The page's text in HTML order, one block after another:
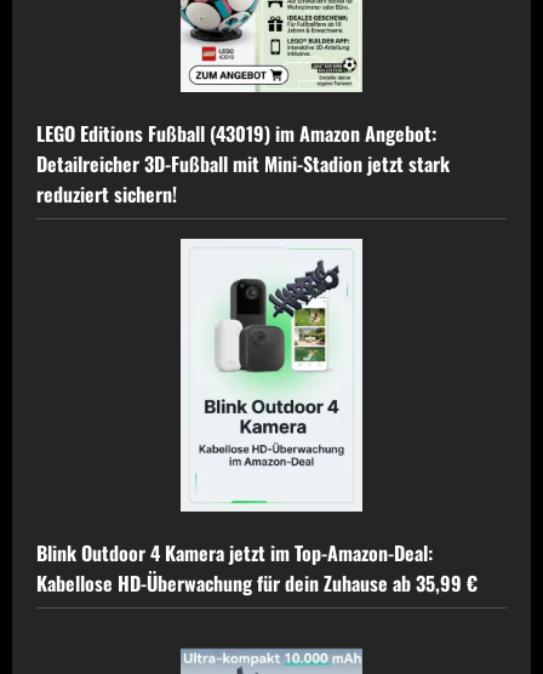
LEGO Editions Fußball (43019) im Amazon Angebot:
Detailreicher 3D-Fußball mit Mini-Stadion jetzt stark
reduziert sichern!
Blink Outdoor 4 Kamera jetzt im Top-Amazon-Deal:
Kabellose HD-Überwachung für dein Zuhause ab 35,99 €